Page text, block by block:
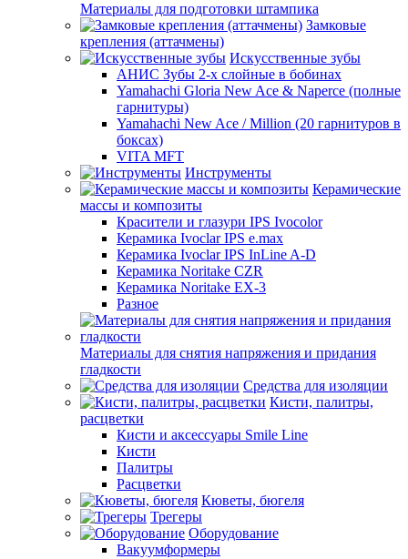
Материалы для подготовки штампика
Замковые
крепления (аттачмены)
Искусственные зубы
АНИС Зубы 2-х слойные в бобинах
Yamahachi Gloria New Ace & Naperce (полные
гарнитуры)
Yamahachi New Ace / Million (20 гарнитуров в
боксах)
VITA MFT
Инструменты
Керамические
массы и композиты
Красители и глазури IPS Ivocolor
Керамика Ivoclar IPS e.max
Керамика Ivoclar IPS InLine A-D
Керамика Noritake CZR
Керамика Noritake EX-3
Разное
Материалы для снятия напряжения и придания
гладкости
Средства для изоляции
Кисти, палитры,
расцветки
Кисти и аксессуары Smile Line
Кисти
Палитры
Расцветки
Кюветы, бюгеля
Трегеры
Оборудование
Вакуумформеры